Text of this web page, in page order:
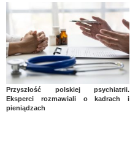
Przyszłość polskiej psychiatrii.
Eksperci rozmawiali o kadrach i
pieniądzach